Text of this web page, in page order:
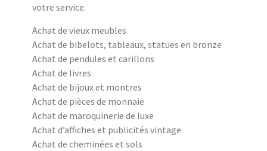
votre service.
Achat de vieux meubles
Achat de bibelots, tableaux, statues en bronze
Achat de pendules et carillons
Achat de livres
Achat de bijoux et montres
Achat de pièces de monnaie
Achat de maroquinerie de luxe
Achat d’affiches et publicités vintage
Achat de cheminées et sols